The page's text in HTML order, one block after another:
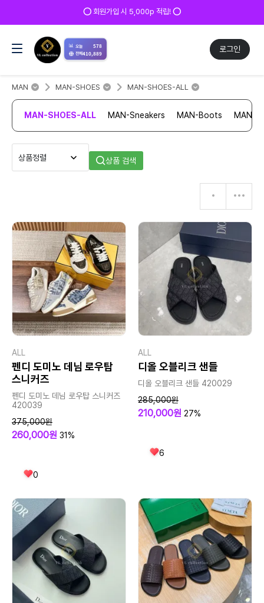
⭕ 회원가입 시 5,000p 적립! ⭕
로그인
📊 오늘 578
전체410,889
MAN MAN-SHOES MAN-SHOES-ALL
MAN-SHOES-ALL MAN-Sneakers MAN-Boots MAN-
상품 검색
ALL
펜디 도미노 데님 로우탑
스니커즈
펜디 도미노 데님 로우탑 스니커즈
420039
375,000원
260,000원 31%
0
ALL
디올 오블리크 샌들
디올 오블리크 샌들 420029
285,000원
210,000원 27%
6